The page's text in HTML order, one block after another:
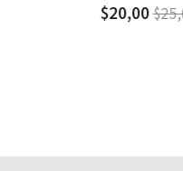
$20,00$25,00